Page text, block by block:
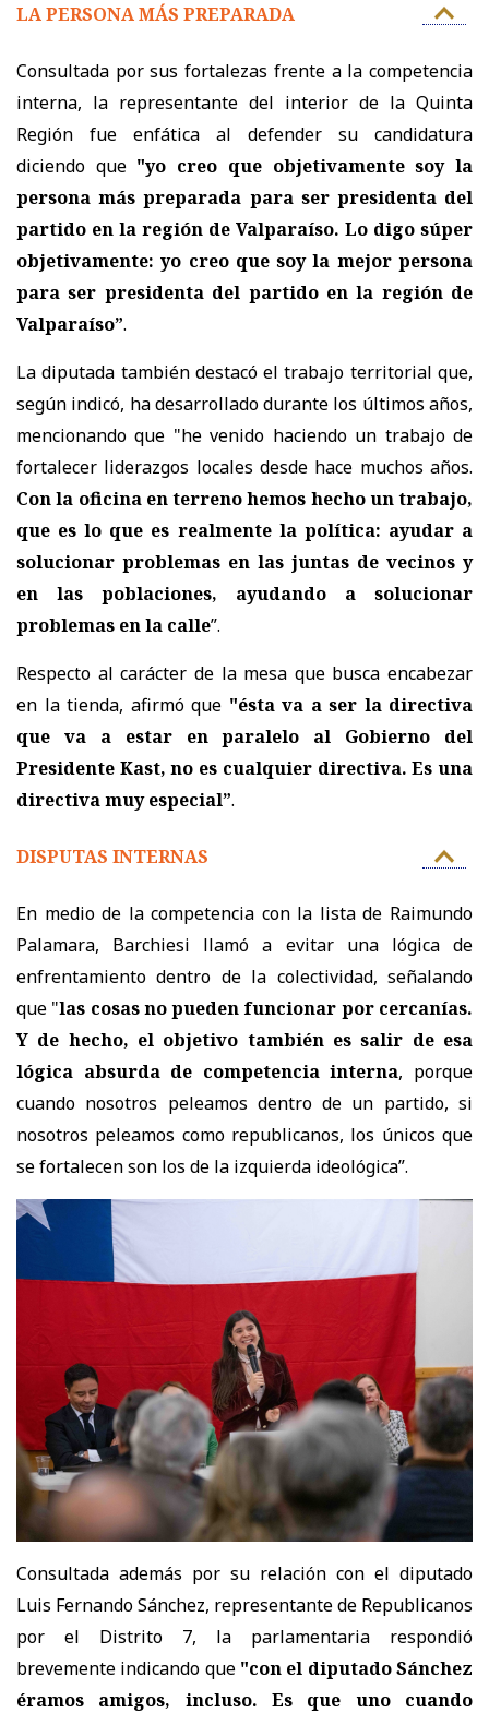
LA PERSONA MÁS PREPARADA
Consultada por sus fortalezas frente a la competencia
interna, la representante del interior de la Quinta
Región fue enfática al defender su candidatura
diciendo que"yo creo que objetivamente soy la
persona más preparada para ser presidenta del
partido en la región de Valparaíso. Lo digo súper
objetivamente: yo creo que soy la mejor persona
para ser presidenta del partido en la región de
Valparaíso”.
La diputada también destacó el trabajo territorial que,
según indicó, ha desarrollado durante los últimos años,
mencionando que "he venido haciendo un trabajo de
fortalecer liderazgos locales desde hace muchos años.
Con la oficina en terreno hemos hecho un trabajo,
que es lo que es realmente la política: ayudar a
solucionar problemas en las juntas de vecinos y
en las poblaciones, ayudando a solucionar
problemas en la calle”.
Respecto al carácter de la mesa que busca encabezar
en la tienda, afirmó que "ésta va a ser la directiva
que va a estar en paralelo al Gobierno del
Presidente Kast, no es cualquier directiva. Es una
directiva muy especial”.
DISPUTAS INTERNAS
En medio de la competencia con la lista de Raimundo
Palamara, Barchiesi llamó a evitar una lógica de
enfrentamiento dentro de la colectividad, señalando
que "las cosas no pueden funcionar por cercanías.
Y de hecho, el objetivo también es salir de esa
lógica absurda de competencia interna, porque
cuando nosotros peleamos dentro de un partido, si
nosotros peleamos como republicanos, los únicos que
se fortalecen son los de la izquierda ideológica”.
Consultada además por su relación con el diputado
Luis Fernando Sánchez, representante de Republicanos
por el Distrito 7, la parlamentaria respondió
brevemente indicando que"con el diputado Sánchez
éramos amigos, incluso. Es que uno cuando